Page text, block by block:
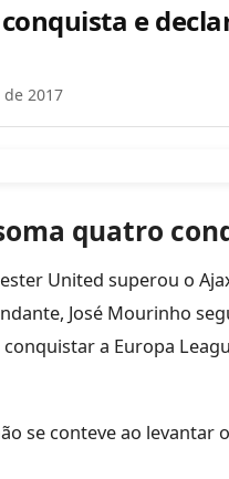
e
2017
quatro
United superou o
José Mourinho
a Europa
se conteve ao